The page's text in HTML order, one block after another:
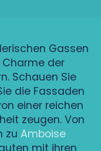
Gassen
der
Schauen Sie
die Fassaden
einer reichen
zeugen. Von
zu Amboise
mit ihren